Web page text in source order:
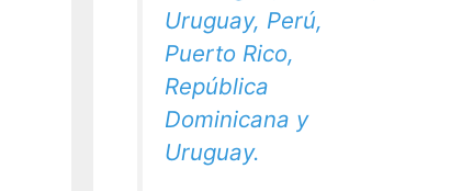
Uruguay, Perú,
Puerto Rico,
República
Dominicana y
Uruguay.